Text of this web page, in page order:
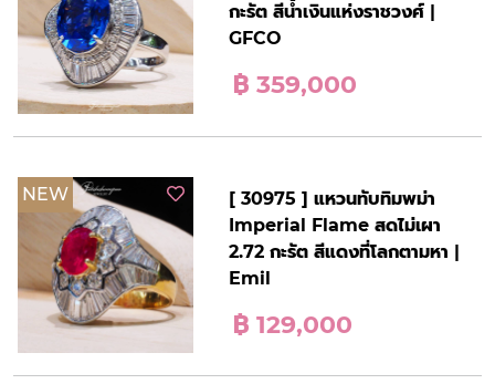
กะรัต สีน้ำเงินแห่งราชวงศ์ |
GFCO
฿ 359,000
NEW
[ 30975 ] แหวนทับทิมพม่า
Imperial Flame สดไม่เผา
2.72 กะรัต สีแดงที่โลกตามหา |
Emil
฿ 129,000